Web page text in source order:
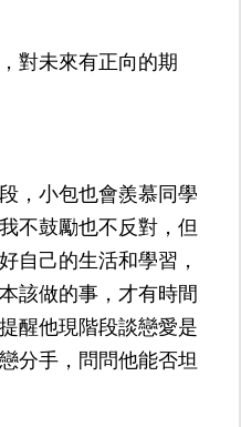
對未來有正向的期
，小包也會羨慕同學
不鼓勵也不反對，但
自己的生活和學習，
該做的事，才有時間
醒他現階段談戀愛是
分手，問問他能否坦